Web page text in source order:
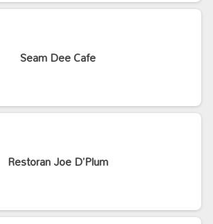
Seam Dee Cafe
Restoran Joe D’Plum